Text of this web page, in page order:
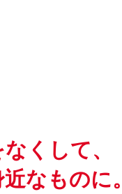
くして、
なものに。